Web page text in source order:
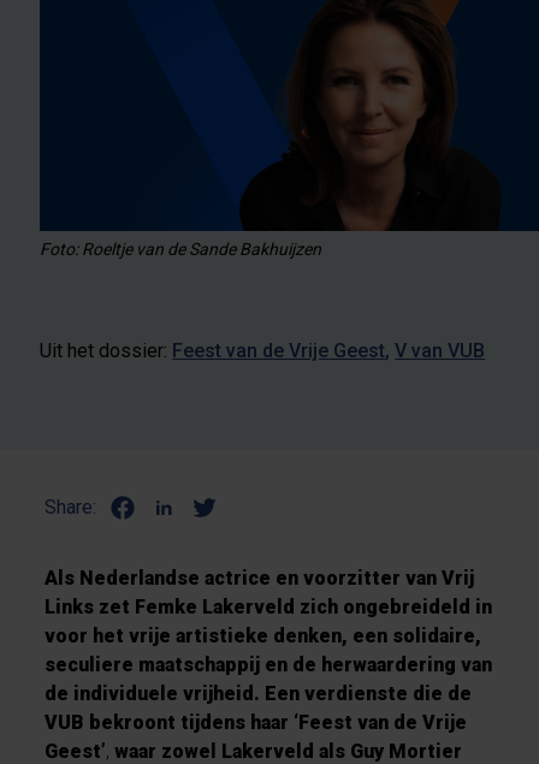
Foto: Roeltje van de Sande Bakhuijzen
Uit het dossier: Feest van de Vrije Geest V van VUB
Share:
Als Nederlandse actrice en voorzitter van Vrij
Links zet Femke Lakerveld zich ongebreideld in
voor het vrije artistieke denken, een solidaire,
seculiere maatschappij en de herwaardering van
de individuele vrijheid. Een verdienste die de
VUB bekroont tijdens haar ‘Feest van de Vrije
Geest’,waar zowel Lakerveld als Guy Mortier